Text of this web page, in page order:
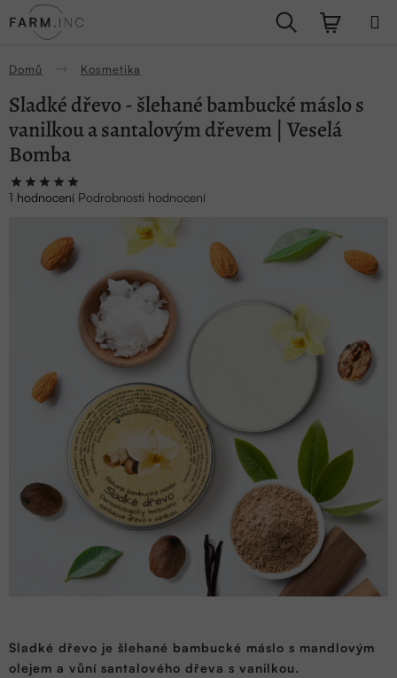
na
Hledat
Domů Kosmetika
Sladké dřevo je šlehané bambucké máslo s mandlovým
olejem a vůní santalového dřeva s vanilkou.
Sladké dřevo - šlehané bambucké máslo s
vanilkou a santalovým dřevem | Veselá
Bomba
Průměrné
hodnocení
1 hodnocení Podrobnosti hodnocení